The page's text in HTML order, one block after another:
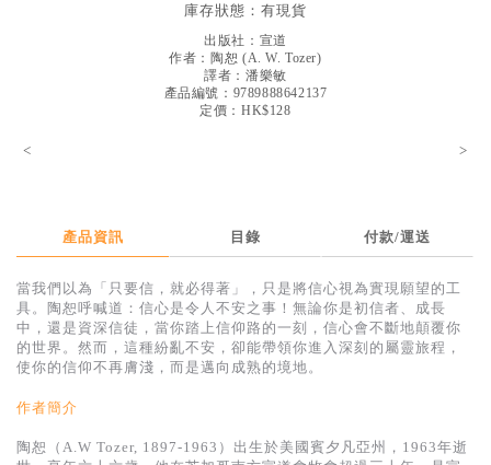
得獎作品推介
中文二手書
英文二手書
庫存狀態： 有現貨
出版社： 宣道
作者： 陶恕 (A. W. Tozer)
譯者： 潘樂敏
產品編號：9789888642137
定價：HK$128
< >
產品資訊 目錄 付款/運送
當我們以為「只要信，就必得著」，只是將信心視為實現願望的工
具。陶恕呼喊道：信心是令人不安之事！無論你是初信者、成長
中，還是資深信徒，當你踏上信仰路的一刻，信心會不斷地顛覆你
的世界。然而，這種紛亂不安，卻能帶領你進入深刻的屬靈旅程，
使你的信仰不再膚淺，而是邁向成熟的境地。
作者簡介
陶恕（A.W Tozer, 1897-1963）出生於美國賓夕凡亞州，1963年逝